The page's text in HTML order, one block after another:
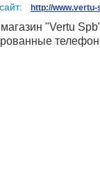
http://www.vertu-
магазин "Vertu